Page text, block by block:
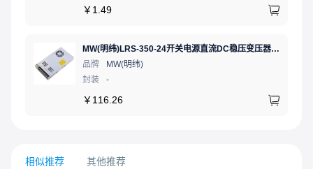
￥ 1.49
MW(明纬)LRS-350-24开关电源直流DC稳压变压器监控24V 14.6A
品牌
MW(明纬)
封装
-
￥ 116.26
相似推荐 其他推荐